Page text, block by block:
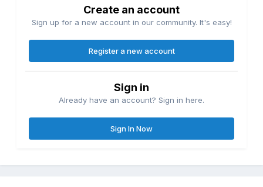
Create an account
Sign up for a new account in our community. It's easy!
Register a new account
Sign in
Already have an account? Sign in here.
Sign In Now